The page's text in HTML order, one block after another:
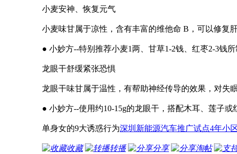
小麦安神、恢复元气
小麦味甘属于凉性，含有丰富的维他命 B，可以修复
● 小妙方--特别推荐小麦1两、甘草1-2钱、红枣2-3钱
龙眼干舒缓紧张恐惧
龙眼干味甘属于温性，有帮助神经传导的效果，对失
● 小妙方--使用约10-15g的龙眼干，搭配木耳、莲子
单身女的9大诱惑行为深圳新能源汽车推广试点4年小
收藏 转播 分享 淘帖